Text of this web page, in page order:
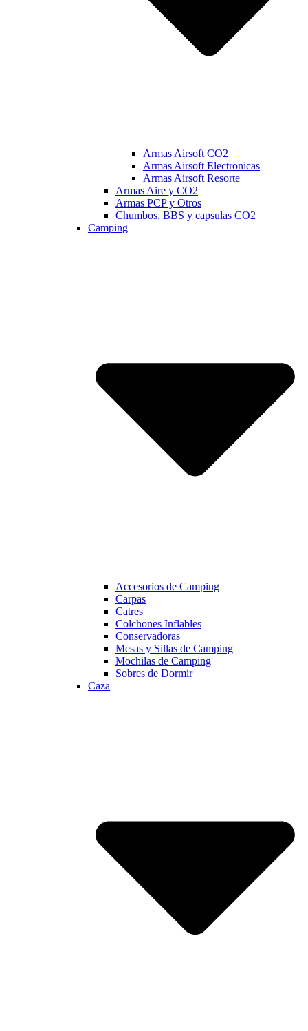
Armas Airsoft CO2
Armas Airsoft Electronicas
Armas Airsoft Resorte
Armas Aire y CO2
Armas PCP y Otros
Chumbos, BBS y capsulas CO2
Camping
Accesorios de Camping
Carpas
Catres
Colchones Inflables
Conservadoras
Mesas y Sillas de Camping
Mochilas de Camping
Sobres de Dormir
Caza